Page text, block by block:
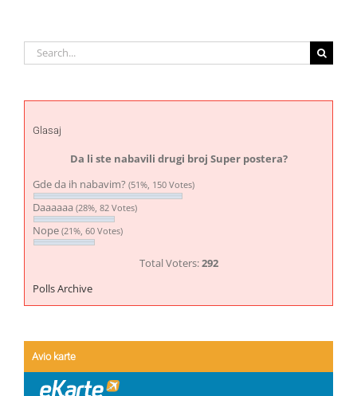
Search
for:
Glasaj
Da li ste nabavili drugi broj Super postera?
Gde da ih nabavim? (51%, 150 Votes)
Daaaaaa (28%, 82 Votes)
Nope (21%, 60 Votes)
Total Voters:292
Polls Archive
Avio karte